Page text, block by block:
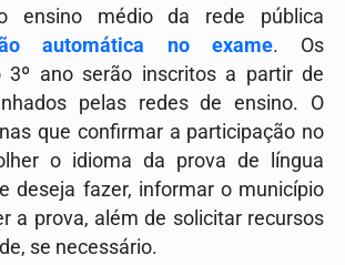
ensino médio da rede pública
automática no exame. Os
3º ano serão inscritos a partir de
pelas redes de ensino. O
que confirmar a participação no
o idioma da prova de língua
deseja fazer, informar o município
a prova, além de solicitar recursos
se necessário.